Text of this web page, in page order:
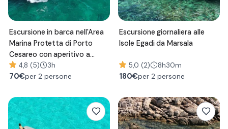
Escursione in barca nell'Area
Marina Protetta di Porto
Cesareo con aperitivo a
bordo4,8 (5) 3h
70€per 2 persone
Escursione giornaliera alle
Isole Egadi da Marsala
5,0 (2) 8h30m
180€per 2 persone